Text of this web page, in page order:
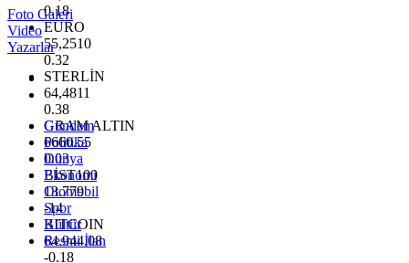
0.18
EURO
55,2510
0.32
STERLİN
64,4811
0.38
GRAM ALTIN
6660.55
0.03
BİST100
13.779
-14
BITCOIN
64.944,08
-0.18
Foto Galeri
Video
Yazarlar
Gündem
Politika
Dünya
Ekonomi
Otomobil
Spor
Kültür
Resmi İlan